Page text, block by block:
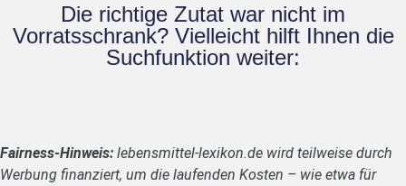
Die richtige Zutat war nicht im
Vorratsschrank? Vielleicht hilft Ihnen die
Suchfunktion weiter:
Fairness-Hinweis: lebensmittel-lexikon.de wird teilweise durch
Werbung finanziert, um die laufenden Kosten – wie etwa für